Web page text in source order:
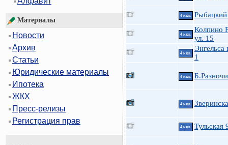
Материалы
Новости
Архив
Статьи
Юридические материалы
Ипотека
ЖКХ
Пресс-релизы
Регистрация прав
4 ккв.
4 ккв.
Колпино
ул. 15
4 ккв.
Энгельса
1
4 ккв.
4 ккв.
4 ккв. Тульская